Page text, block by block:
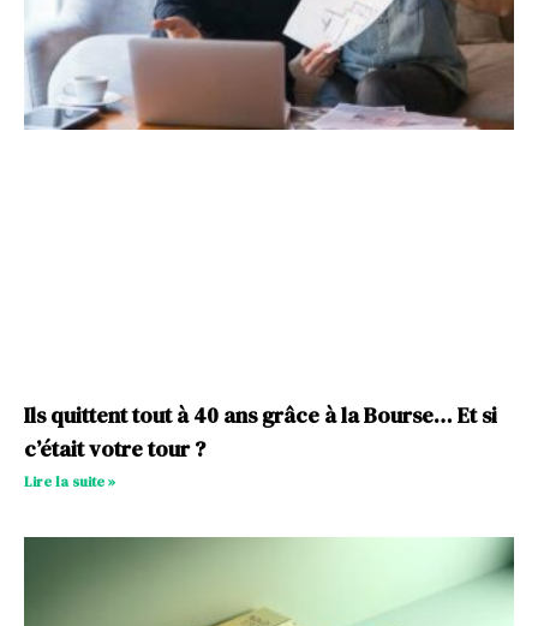
Ils quittent tout à 40 ans grâce à la Bourse… Et si
c’était votre tour ?
Lire la suite »